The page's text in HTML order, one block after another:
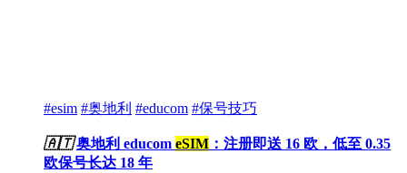
#esim #奥地利 #educom #保号技巧
🇦🇹 奥地利 educom eSIM ：注册即送 16 欧，低至 0.35
欧保号长达 18 年